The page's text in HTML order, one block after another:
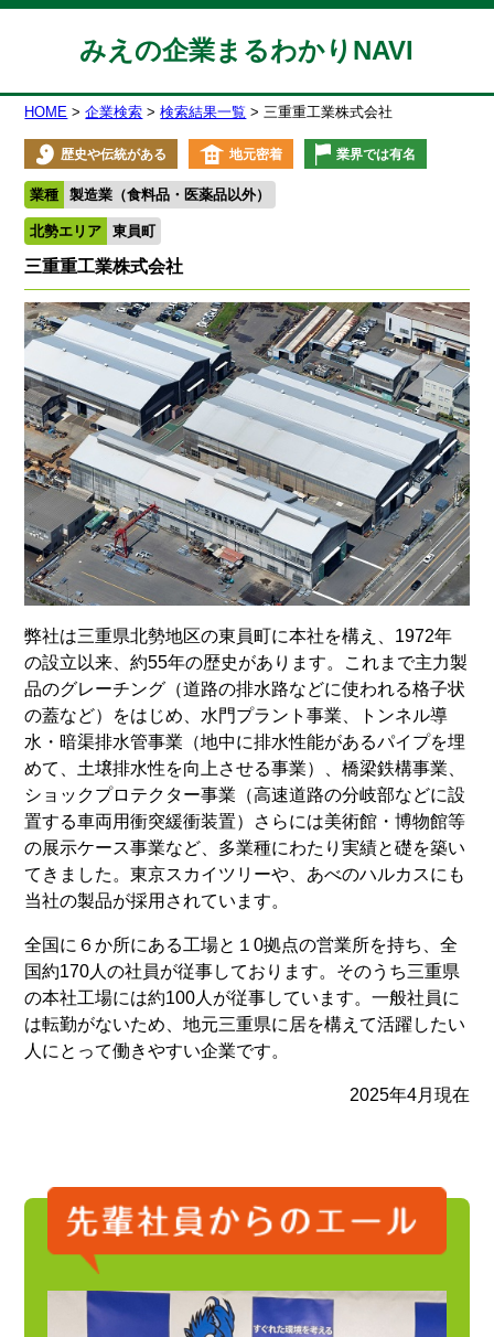
みえの企業まるわかりNAVI
HOME 企業検索 検索結果一覧 三重重工業株式会社
歴史や伝統がある 地元密着 業界では有名
業種 製造業（食料品・医薬品以外）
北勢エリア 東員町
三重重工業株式会社
弊社は三重県北勢地区の東員町に本社を構え、1972年
の設立以来、約55年の歴史があります。これまで主力製
品のグレーチング（道路の排水路などに使われる格子状
の蓋など）をはじめ、水門プラント事業、トンネル導
水・暗渠排水管事業（地中に排水性能があるパイプを埋
めて、土壌排水性を向上させる事業）、橋梁鉄構事業、
ショックプロテクター事業（高速道路の分岐部などに設
置する車両用衝突緩衝装置）さらには美術館・博物館等
の展示ケース事業など、多業種にわたり実績と礎を築い
てきました。東京スカイツリーや、あべのハルカスにも
当社の製品が採用されています。
全国に６か所にある工場と１0拠点の営業所を持ち、全
国約170人の社員が従事しております。そのうち三重県
の本社工場には約100人が従事しています。一般社員に
は転勤がないため、地元三重県に居を構えて活躍したい
人にとって働きやすい企業です。
2025年4月現在